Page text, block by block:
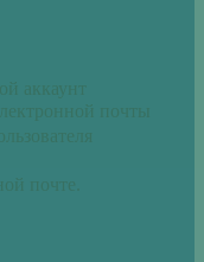
аккаунт
почты
почте.